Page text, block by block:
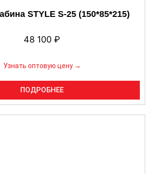
STYLE S-25 (150*85*215)
48 100 ₽
Узнать оптовую цену →
ПОДРОБНЕЕ